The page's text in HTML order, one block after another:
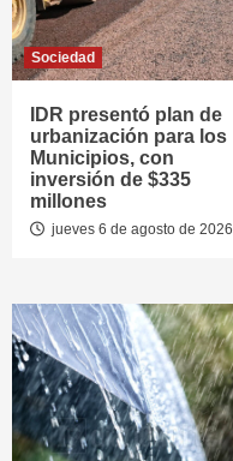
Sociedad
IDR presentó plan de
urbanización para los
Municipios, con
inversión de $335
millones
jueves 6 de agosto de 2026